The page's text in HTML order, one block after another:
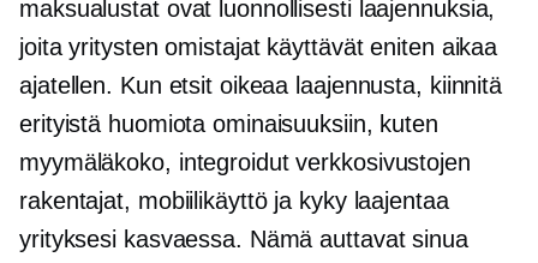
maksualustat ovat luonnollisesti laajennuksia,
joita yritysten omistajat käyttävät eniten aikaa
ajatellen. Kun etsit oikeaa laajennusta, kiinnitä
erityistä huomiota ominaisuuksiin, kuten
myymäläkoko, integroidut verkkosivustojen
rakentajat, mobiilikäyttö ja kyky laajentaa
yrityksesi kasvaessa. Nämä auttavat sinua